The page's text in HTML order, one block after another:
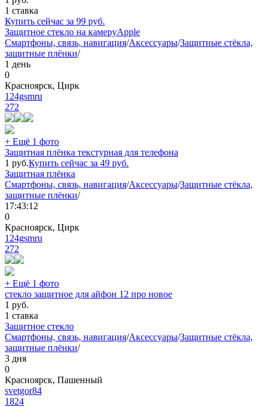
1 ставка
Купить сейчас за 99 руб.
Защитное стекло на камеруApple
Смартфоны, связь, навигация/Аксессуары/Защитные стёкла,
защитные плёнки/
1 день
0
Красноярск, Цирк
124gsmru
272
+ Ещё 1 фото
Защитная плёнка текстурная для телефона
1 руб.Купить сейчас за 49 руб.
Защитная плёнка
Смартфоны, связь, навигация/Аксессуары/Защитные стёкла,
защитные плёнки/
17:43:12
0
Красноярск, Цирк
124gsmru
272
+ Ещё 1 фото
стекло защитное для айфон 12 про новое
1 руб.
1 ставка
Защитное стекло
Смартфоны, связь, навигация/Аксессуары/Защитные стёкла,
защитные плёнки/
3 дня
0
Красноярск, Пашенный
svetgor84
1824